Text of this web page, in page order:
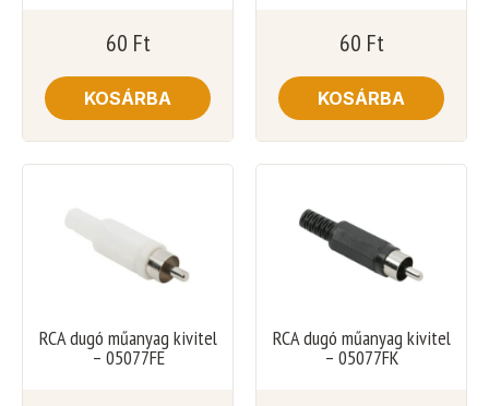
60 Ft
KOSÁRBA
60 Ft
KOSÁRBA
RCA dugó műanyag kivitel
– 05077FE
RCA dugó műanyag kivitel
– 05077FK